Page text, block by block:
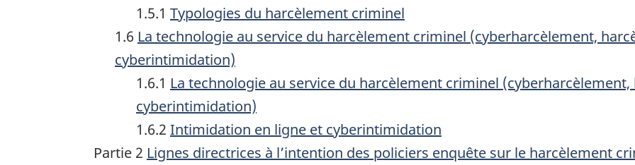
1.5.1 Typologies du harcèlement criminel
1.6 La technologie au service du harcèlement criminel (cyberharcèlement,
cyberintimidation)
1.6.1 La technologie au service du harcèlement criminel
cyberintimidation)
1.6.2 Intimidation en ligne et cyberintimidation
Partie 2 Lignes directrices à l’intention des policiers enquête sur le harcèlement